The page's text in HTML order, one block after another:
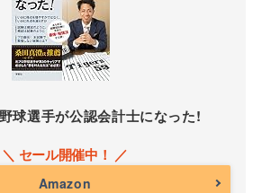
球選手が公認会計士になった!
Amazon